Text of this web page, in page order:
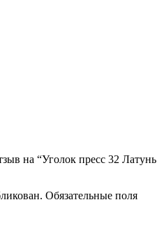
на “Уголок пресс 32 Латунь
Обязательные поля